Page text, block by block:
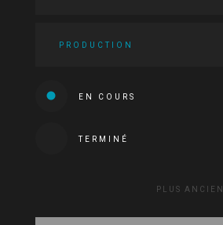
PRODUCTION
EN COURS
TERMINÉ
PLUS ANCIEN